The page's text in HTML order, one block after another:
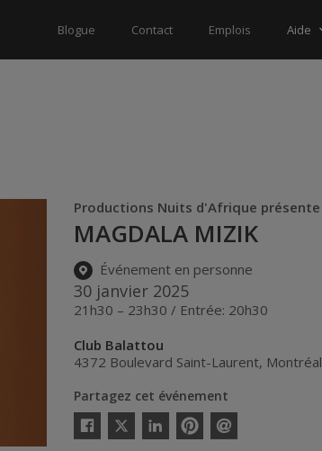
Blogue Contact Emplois Aide
Productions Nuits d'Afrique présente
MAGDALA MIZIK
Événement en personne
30 janvier 2025
21h30 – 23h30 / Entrée: 20h30
Club Balattou
4372 Boulevard Saint-Laurent, Montréal
Partagez cet événement
Facebook
Twitter
LinkedinPinterestEnvoyer